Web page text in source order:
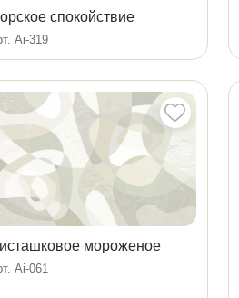
спокойствие
Ai-319
мороженое
Ai-061